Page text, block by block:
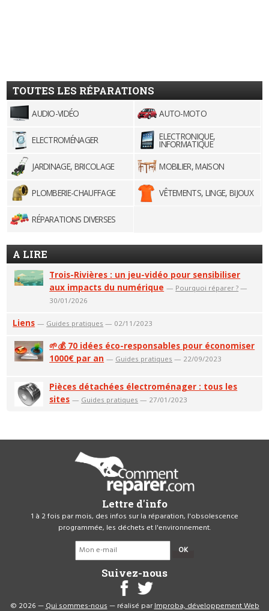
TOUTES LES RÉPARATIONS
AUDIO-VIDÉO AUTO-MOTO
ELECTROMÉNAGER ELECTRONIQUE,
INFORMATIQUE
JARDINAGE, BRICOLAGE
MOBILIER, MAISON
PLOMBERIE-CHAUFFAGE VÊTEMENTS, LINGE, BIJOUX
RÉPARATIONS DIVERSES
A LIRE
Trois-Rivières : un jeu-vidéo pour sensibiliser
aux impacts du numérique — Pourquoi réparer ? —
30/01/2026
Liens — Guides pratiques — 02/11/2023
🌱💰 70 idées éco-responsables pour économiser
1000€ par an — Guides pratiques — 22/09/2023
Pièces détachées électroménager : tous les
sites — Guides pratiques — 27/01/2023
Lettre d'info
1 à 2 fois par mois, des infos sur la réparation, l'obsolescence
programmée, les déchets et l'environnement.
OK
Suivez-nous
© 2026 —Qui sommes-nous— réalisé parImproba, développement Web